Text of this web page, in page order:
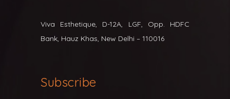
Viva Esthetique, D-12A, LGF, Opp. HDFC
Bank, Hauz Khas, New Delhi – 110016
Subscribe